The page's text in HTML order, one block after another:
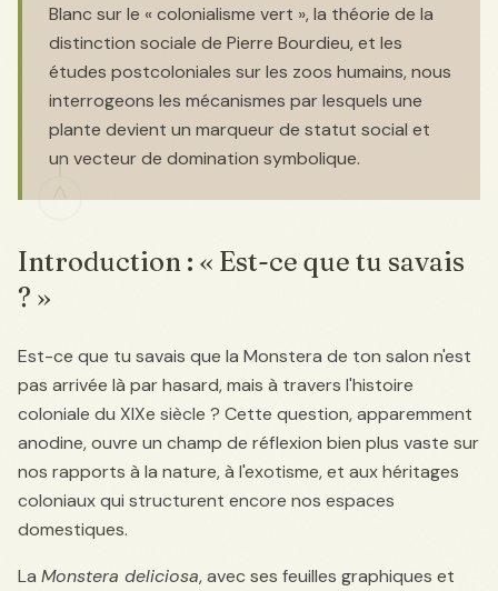
Blanc sur le « colonialisme vert », la théorie de la
distinction sociale de Pierre Bourdieu, et les
études postcoloniales sur les zoos humains, nous
interrogeons les mécanismes par lesquels une
plante devient un marqueur de statut social et
un vecteur de domination symbolique.
Introduction : « Est-ce que tu savais
? »
Est-ce que tu savais que la Monstera de ton salon n'est
pas arrivée là par hasard, mais à travers l'histoire
coloniale du XIXe siècle ? Cette question, apparemment
anodine, ouvre un champ de réflexion bien plus vaste sur
nos rapports à la nature, à l'exotisme, et aux héritages
coloniaux qui structurent encore nos espaces
domestiques.
La Monstera deliciosa, avec ses feuilles graphiques et